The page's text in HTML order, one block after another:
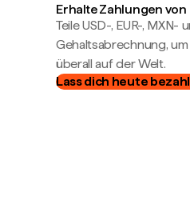
Erhalte Zahlungen
Teile USD-, EUR-,
Gehaltsabrechnung,
überall auf der Welt.
Lass dich heute